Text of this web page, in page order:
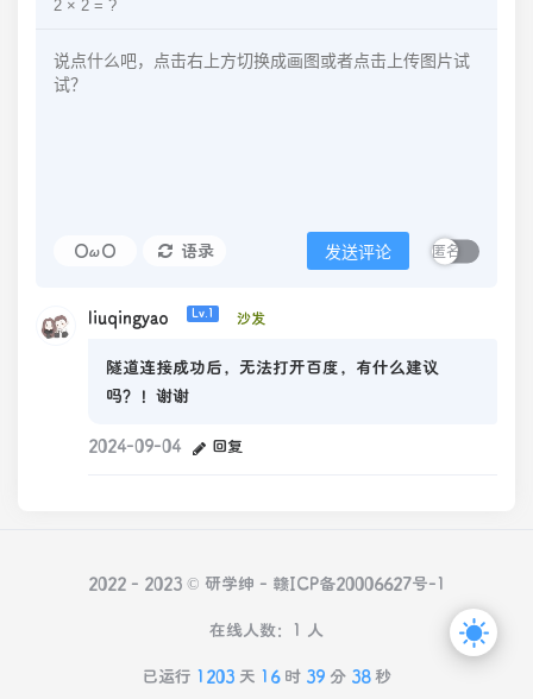
OωO 语录 发送评论
liuqingyao Lv.1 沙发
隧道连接成功后，无法打开百度，有什么建议
吗？！谢谢
2024-09-04 回复
2022 - 2023 © 研学绅 - 赣ICP备20006627号-1
在线人数：1 人
已运行 1203 天 16时 39 分 38秒